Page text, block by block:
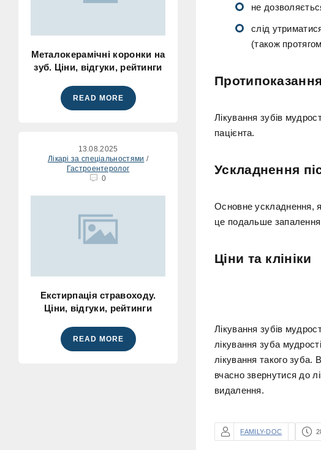
Металокерамічні коронки на
зуб. Ціни, відгуки, рейтинги
READ MORE
13.08.2025
Лікарі за спеціальностями /
Гастроентеролог
0
Екстирпація стравоходу.
Ціни, відгуки, рейтинги
READ MORE
не
слід
(також
Протипоказання
Лікування зубів
пацієнта.
Ускладнення
Основне ускладнення,
це подальше
Ціни та клініки
Лікування зубів
лікування зуба
лікування такого зуба.
вчасно звернутися до
видалення.
FAMILY-DOC